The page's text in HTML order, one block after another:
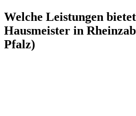
Welche Leistungen
Hausmeister in
Pfalz)